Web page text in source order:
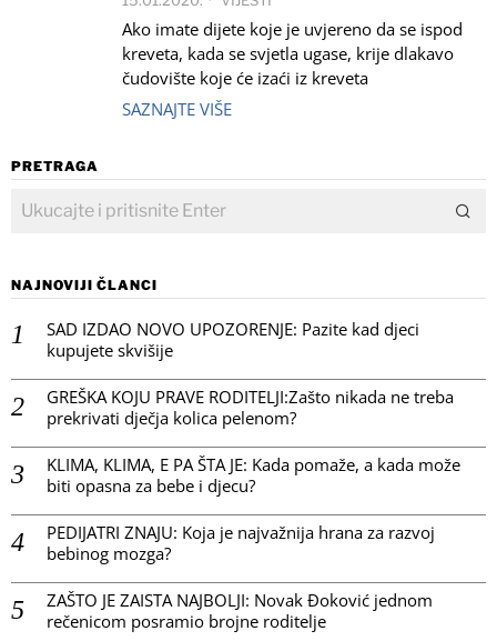
Ako imate dijete koje je uvjereno da se ispod
kreveta, kada se svjetla ugase, krije dlakavo
čudovište koje će izaći iz kreveta
SAZNAJTE VIŠE
PRETRAGA
NAJNOVIJI ČLANCI
SAD IZDAO NOVO UPOZORENJE: Pazite kad djeci
kupujete skvišije
GREŠKA KOJU PRAVE RODITELJI:Zašto nikada ne treba
prekrivati dječja kolica pelenom?
KLIMA, KLIMA, E PA ŠTA JE: Kada pomaže, a kada može
biti opasna za bebe i djecu?
PEDIJATRI ZNAJU: Koja je najvažnija hrana za razvoj
bebinog mozga?
ZAŠTO JE ZAISTA NAJBOLJI: Novak Đoković jednom
rečenicom posramio brojne roditelje